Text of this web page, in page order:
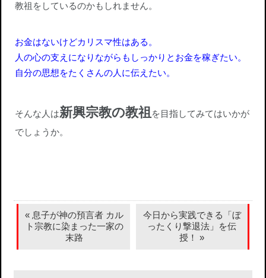
教祖をしているのかもしれません。
お金はないけどカリスマ性はある。
人の心の支えになりながらもしっかりとお金を稼ぎたい。
自分の思想をたくさんの人に伝えたい。
そんな人は新興宗教の教祖を目指してみてはいかが
でしょうか。
今日から実践できる「ぼ
ったくり撃退法」を伝
授！
息子が神の預言者 カル
ト宗教に染まった一家の
末路